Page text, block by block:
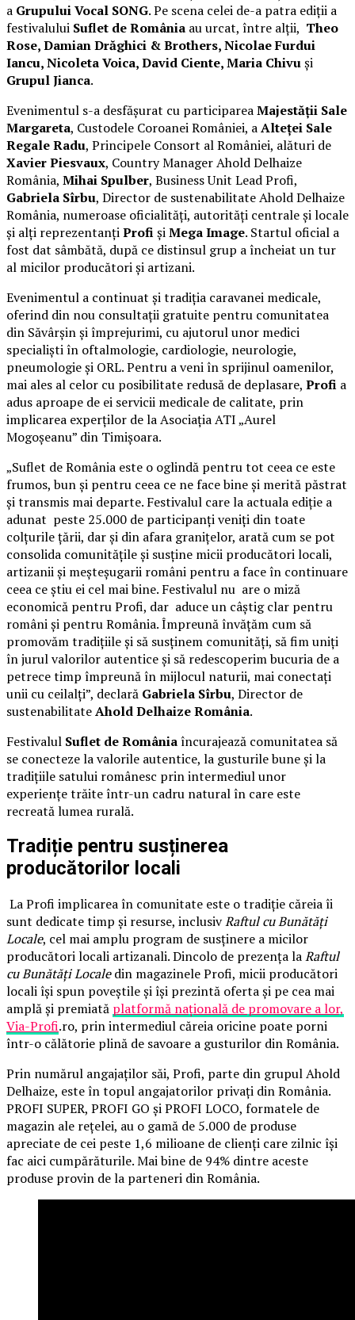
a Grupului Vocal SONG. Pe scena celei de-a patra ediții a
festivalului Suflet de România au urcat, între alții, Theo
Rose, Damian Drăghici & Brothers, Nicolae Furdui
Iancu, Nicoleta Voica, David Ciente, Maria Chivuși
Grupul Jianca.
Evenimentul s-a desfășurat cu participareaMajestății Sale
Margareta, Custodele Coroanei României, aAlteței Sale
Regale Radu, Principele Consort al României, alături de
Xavier Piesvaux, Country Manager Ahold Delhaize
România, Mihai Spulber, Business Unit Lead Profi,
Gabriela Sîrbu, Director de sustenabilitate Ahold Delhaize
România, numeroase oficialități, autorități centrale și locale
și alți reprezentanțiProfișiMega Image. Startul oficial a
fost dat sâmbătă, după ce distinsul grup a încheiat un tur
al micilor producători și artizani.
Evenimentul a continuat și tradiția caravanei medicale,
oferind din nou consultații gratuite pentru comunitatea
din Săvârșin și împrejurimi, cu ajutorul unor medici
specialiști în oftalmologie, cardiologie, neurologie,
pneumologie și ORL. Pentru a veni în sprijinul oamenilor,
mai ales al celor cu posibilitate redusă de deplasare, Profi a
adus aproape de ei servicii medicale de calitate, prin
implicarea experților de la Asociația ATI „Aurel
Mogoșeanu” din Timișoara.
„Suflet de România este o oglindă pentru tot ceea ce este
frumos, bun și pentru ceea ce ne face bine și merită păstrat
și transmis mai departe. Festivalul care la actuala ediție a
adunat peste 25.000 de participanți veniți din toate
colțurile țării, dar și din afara granițelor, arată cum se pot
consolida comunitățile și susține micii producători locali,
artizanii și meșteșugarii români pentru a face în continuare
ceea ce știu ei cel mai bine. Festivalul nu are o miză
economică pentru Profi, dar aduce un câștig clar pentru
români și pentru România. Împreună învățăm cum să
promovăm tradițiile și să susținem comunități, să fim uniți
în jurul valorilor autentice și să redescoperim bucuria de a
petrece timp împreună în mijlocul naturii, mai conectați
unii cu ceilalți”, declară Gabriela Sîrbu, Director de
sustenabilitateAhold Delhaize România.
Festivalul Suflet de Româniaîncurajează comunitatea să
se conecteze la valorile autentice, la gusturile bune și la
tradițiile satului românesc prin intermediul unor
experiențe trăite într-un cadru natural în care este
recreată lumea rurală.
Tradiție pentru susținerea
producătorilor locali
La Profi implicarea în comunitate este o tradiție căreia îi
sunt dedicate timp și resurse, inclusivRaftul cu Bunătăți
Locale, cel mai amplu program de susținere a micilor
producători locali artizanali. Dincolo de prezența laRaftul
cu Bunătăți Localedin magazinele Profi, micii producători
locali își spun poveștile și își prezintă oferta și pe cea mai
amplă și premiată platformă națională de promovare a lor,
Via-Profi.ro, prin intermediul căreia oricine poate porni
într-o călătorie plină de savoare a gusturilor din România.
Prin numărul angajaților săi, Profi, parte din grupul Ahold
Delhaize, este în topul angajatorilor privați din România.
PROFI SUPER, PROFI GO și PROFI LOCO, formatele de
magazin ale rețelei, au o gamă de 5.000 de produse
apreciate de cei peste 1,6 milioane de clienți care zilnic își
fac aici cumpărăturile. Mai bine de 94% dintre aceste
produse provin de la parteneri din România.